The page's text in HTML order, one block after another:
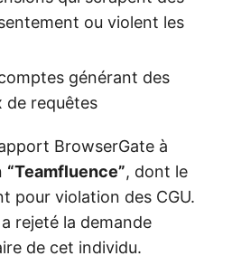
ou violent les
générant des
de requêtes
BrowserGate à
“Teamfluence”, dont le
pour violation des CGU.
rejeté la demande
de cet individu.